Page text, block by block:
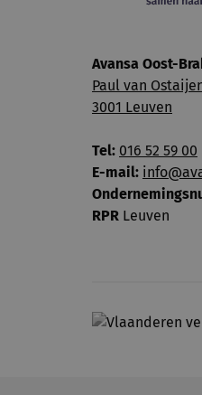
Avansa Oost-
Paul van
3001 Leuven
Tel: 016 52 59 00
E-mail:
RPR Leuven